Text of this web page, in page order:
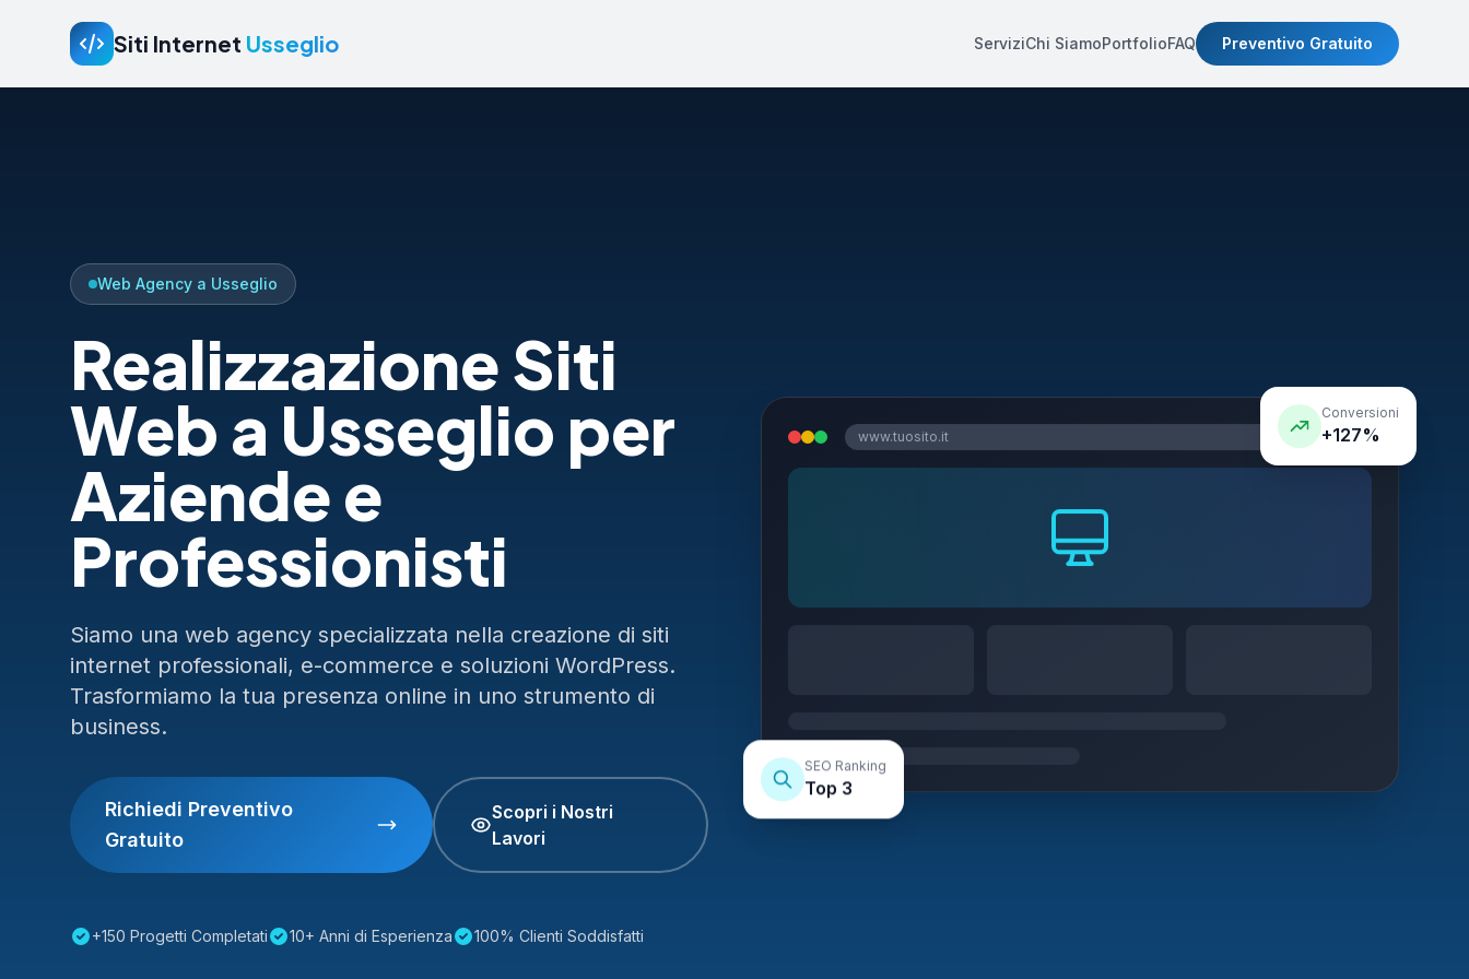
Siti Internet Usseglio ServiziChi SiamoPortfolioFAQ Preventivo Gratuito
Web Agency a Usseglio
Realizzazione Siti
Web a Usseglio per
Aziende e
Professionisti
Siamo una web agency specializzata nella creazione di siti
internet professionali, e-commerce e soluzioni WordPress.
Trasformiamo la tua presenza online in uno strumento di
business.
Richiedi Preventivo
Gratuito
Scopri i Nostri
Lavori
+150 Progetti Completati 10+ Anni di Esperienza 100% Clienti Soddisfatti
www.tuosito.it
Conversioni
+127%
SEO Ranking
Top 3